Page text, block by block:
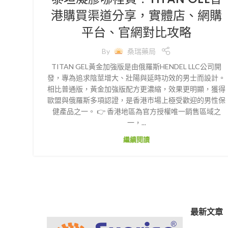
港購買渠道分享，實體店、網購
平台、官網對比攻略
By
桑瑞藥局
TITAN GEL黃金加強版是由俄羅斯HENDEL LLC公司開
發，專為追求陰莖增大、壯陽與延時功效的男士而設計。
相比普通版，黃金加強版配方更濃縮，效果更明顯，獲得
歐盟與俄羅斯多項認證，是香港市場上極受歡迎的男性保
健產品之一。 👉 香港地區為官方授權唯一銷售區域之
一，...
繼續閱讀
最新文章